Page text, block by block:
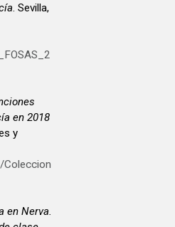
. Sevilla,
en 2018
Coleccion
en Nerva.